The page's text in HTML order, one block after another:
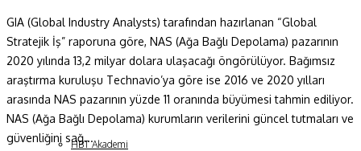
Fizik ve Uzay
Gezegenimiz
Teknoyaşam
Fazlası
HBT Akademi
GIA (Global Industry Analysts) tarafından hazırlanan “Global
Stratejik İş” raporuna göre, NAS (Ağa Bağlı Depolama) pazarının
2020 yılında 13,2 milyar dolara ulaşacağı öngörülüyor. Bağımsız
araştırma kuruluşu Technavio’ya göre ise 2016 ve 2020 yılları
arasında NAS pazarının yüzde 11 oranında büyümesi tahmin ediliyor.
NAS (Ağa Bağlı Depolama) kurumların verilerini güncel tutmaları ve
güvenliğini sağ...